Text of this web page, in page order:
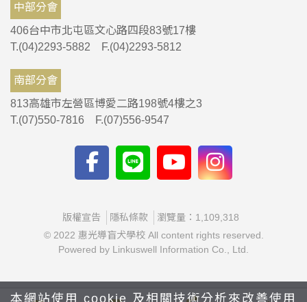
中部分會
406台中市北屯區文心路四段83號17樓
T.(04)2293-5882 F.(04)2293-5812
南部分會
813高雄市左營區博愛二路198號4樓之3
T.(07)550-7816 F.(07)556-9547
版權宣告 隱私條款
瀏覽量：1,109,318
© 2022 惠光導盲犬學校 All content rights reserved.
Powered by Linkuswell Information Co., Ltd.
本網站使用 cookie 及相關技術分析來改善使用